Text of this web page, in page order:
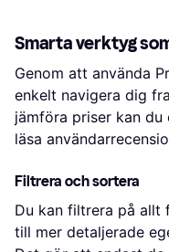
Smarta verktyg
Genom att använda
enkelt navigera dig
jämföra priser kan
läsa
Filtrera och sortera
Du kan filtrera på allt
till mer detaljerade